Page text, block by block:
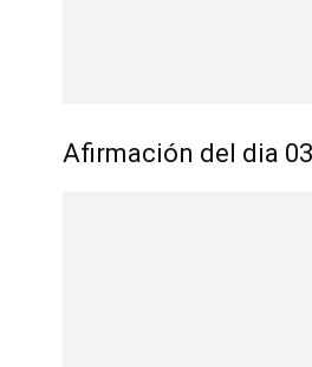
Afirmación del dia